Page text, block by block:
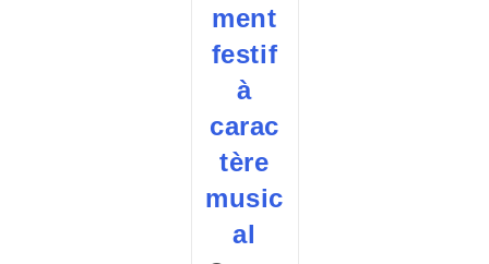
ment
festif
à
carac
tère
music
al